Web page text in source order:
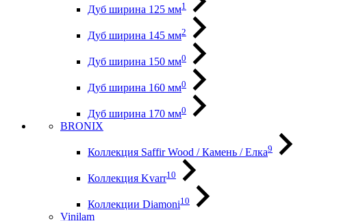
Дуб ширина 125 мм1
Дуб ширина 145 мм2
Дуб ширина 150 мм0
Дуб ширина 160 мм0
Дуб ширина 170 мм0
BRONIX
Коллекция Saffir Wood / Камень / Елка9
Коллекция Kvarr10
Коллекции Diamoni10
Vinilam